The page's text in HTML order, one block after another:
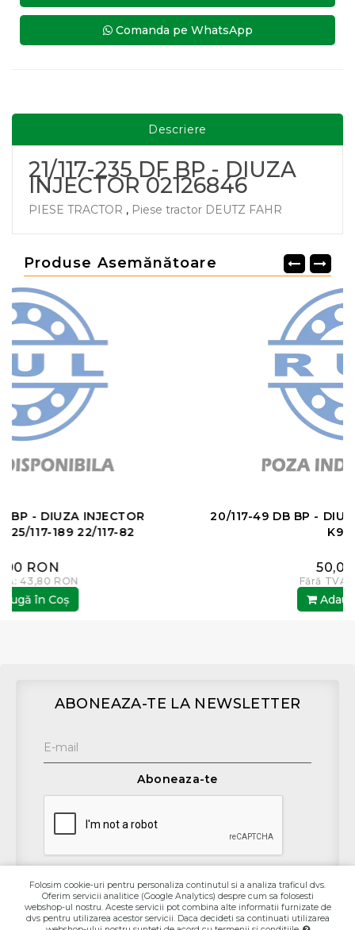
Comanda pe WhatsApp
Descriere
21/117-235 DF BP - DIUZA
INJECTOR 02126846
PIESE TRACTOR , Piese tractor DEUTZ FAHR
Produse Asemănătoare
20/117-49 DB BP - DIUZA INJECTOR 20/117-206
ABONEAZA-TE LA NEWSLETTER
Aboneaza-te
Contact
Folosim cookie-uri pentru personaliza continutul si a analiza traficul dvs.
Oferim servicii analitice (Google Analytics) despre cum sa folosesti
webshop-ul nostru. Aceste servicii pot combina alte informatii furnizate de
dvs pentru utilizarea acestor servicii. Daca decideti sa continuati utilizarea